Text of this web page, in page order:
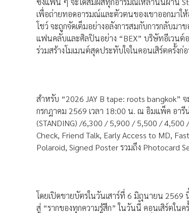
เพื่อถ่ายทอดอารมณ์และตัวตนของเขาออกมาใ
โชว์ จะถูกจัดเต็มอย่างอลังการสมกับการกลับ
แฟนคลับและศิลปินอย่าง “BEX” บริษัทอีเวนต์ออ
ร่วมสร้างโมเมนต์สุดประทับใจในคอนเสิร์ตครั้ง
สำหรับ “2026 JAY B tape: roots bangkok”
กรกฎาคม 2569 เวลา 18:00 น. ณ อิมแพ็ค อารี
(STANDING) /6,300 / 5,900 / 5,500 /
Check, Friend Talk, Early Access to MD,
Polaroid, Signed Poster รวมถึง Photocard
โดยเปิดขายบัตรในวันเสาร์ที่ 6 มิถุนายน 2569
สู่ “รากของทุกความรู้สึก” ในวันนี้ คอนเสิร์ตใน